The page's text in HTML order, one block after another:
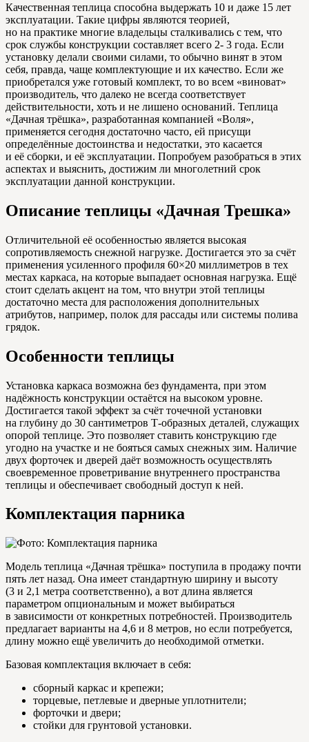
Качественная теплица способна выдержать 10 и даже 15 лет
эксплуатации. Такие цифры являются теорией,
но на практике многие владельцы сталкивались с тем, что
срок службы конструкции составляет всего 2- 3 года. Если
установку делали своими силами, то обычно винят в этом
себя, правда, чаще комплектующие и их качество. Если же
приобретался уже готовый комплект, то во всем «виноват»
производитель, что далеко не всегда соответствует
действительности, хоть и не лишено оснований. Теплица
«Дачная трёшка», разработанная компанией «Воля»,
применяется сегодня достаточно часто, ей присущи
определённые достоинства и недостатки, это касается
и её сборки, и её эксплуатации. Попробуем разобраться в этих
аспектах и выяснить, достижим ли многолетний срок
эксплуатации данной конструкции.
Описание теплицы «Дачная Трешка»
Отличительной её особенностью является высокая
сопротивляемость снежной нагрузке. Достигается это за счёт
применения усиленного профиля 60×20 миллиметров в тех
местах каркаса, на которые выпадает основная нагрузка. Ещё
стоит сделать акцент на том, что внутри этой теплицы
достаточно места для расположения дополнительных
атрибутов, например, полок для рассады или системы полива
грядок.
Особенности теплицы
Установка каркаса возможна без фундамента, при этом
надёжность конструкции остаётся на высоком уровне.
Достигается такой эффект за счёт точечной установки
на глубину до 30 сантиметров Т-образных деталей, служащих
опорой теплице. Это позволяет ставить конструкцию где
угодно на участке и не бояться самых снежных зим. Наличие
двух форточек и дверей даёт возможность осуществлять
своевременное проветривание внутреннего пространства
теплицы и обеспечивает свободный доступ к ней.
Комплектация парника
Модель теплица «Дачная трёшка» поступила в продажу почти
пять лет назад. Она имеет стандартную ширину и высоту
(3 и 2,1 метра соответственно), а вот длина является
параметром опциональным и может выбираться
в зависимости от конкретных потребностей. Производитель
предлагает варианты на 4,6 и 8 метров, но если потребуется,
длину можно ещё увеличить до необходимой отметки.
Базовая комплектация включает в себя:
сборный каркас и крепежи;
торцевые, петлевые и дверные уплотнители;
форточки и двери;
стойки для грунтовой установки.